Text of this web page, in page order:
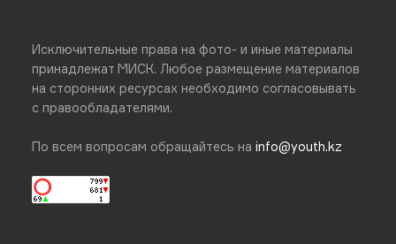
Исключительные права на фото- и иные материалы
принадлежат МИСК. Любое размещение материалов
на сторонних ресурсах необходимо согласовывать
с правообладателями.
По всем вопросам обращайтесь на info@youth.kz